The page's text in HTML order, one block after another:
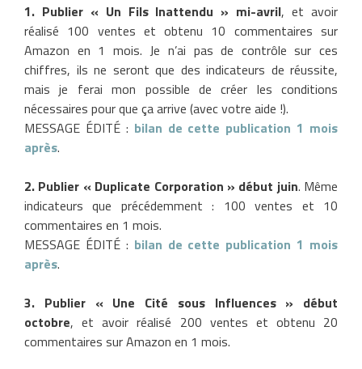
1. Publier « Un Fils Inattendu » mi-avril, et avoir
réalisé 100 ventes et obtenu 10 commentaires sur
Amazon en 1 mois. Je n’ai pas de contrôle sur ces
chiffres, ils ne seront que des indicateurs de réussite,
mais je ferai mon possible de créer les conditions
nécessaires pour que ça arrive (avec votre aide !).
MESSAGE ÉDITÉ : bilan de cette publication 1 mois
après.
2. Publier « Duplicate Corporation » début juin. Même
indicateurs que précédemment : 100 ventes et 10
commentaires en 1 mois.
MESSAGE ÉDITÉ : bilan de cette publication 1 mois
après.
3. Publier « Une Cité sous Influences » début
octobre, et avoir réalisé 200 ventes et obtenu 20
commentaires sur Amazon en 1 mois.